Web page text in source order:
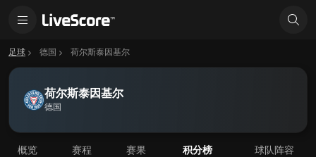
足球 德国 荷尔斯泰因基尔
荷尔斯泰因基尔
德国
概览 赛程 赛果 积分榜 球队阵容